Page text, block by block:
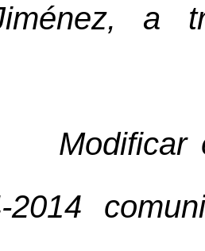
a
Modificar
2014